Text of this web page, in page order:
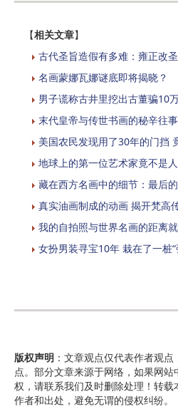
【相关文章】
古代圣旨造假有多难：雍正改
名画蒙娜瓦娜谜底即将揭晓？
男子谎称古井里挖出古董骗10
末代皇帝与传世书画的秘辛往事
美国农民发现用了30年的门挡
地球上的第一位艺术家竟不是
藏在西方名画中的细节：最后
真实油画制成的动画 揭开梵高
我的自拍照与世界名画的距离
女扮男装寻宝10年 栽在了一桩“
版权声明 ：文章观点仅代表作者观
点。部分文章来源于网络，如果网
权，请联系我们及时删除处理！转载
作者和出处，避免无谓的侵权纠纷。